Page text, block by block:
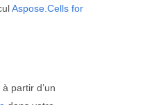
Aspose.Cells for
partir d’un